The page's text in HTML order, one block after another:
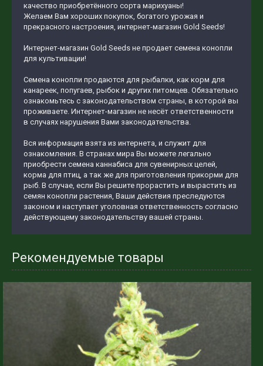
качество приобретённого сорта марихуаны!
Желаем Вам хороших покупок, богатого урожая и
прекрасного настроения, интернет-магазин Gold Seeds!
Интернет-магазин Gold Seeds не продает семена конопли
для культивации!
Семена конопли продаются для рыбалки, как корм для
канареек, попугаев, рыбок и других питомцев. Обязательно
ознакомьтесь с законодательством страны, в которой вы
проживаете. Интернет-магазин не несёт ответственности
в случаях нарушения Вами законодательства.
Вся информация взята из интернета, и служит для
ознакомления. В странах мира Вы можете легально
приобрести семена каннабиса для сувенирных целей,
корма для птиц, а так же для приготовления прикорми для
рыб. В случае, если Вы решите прорастить и вырастить из
семян конопли растения, Ваши действия преследуются
законом и наступает уголовная ответственность согласно
действующему законодательству вашей страны.
Рекомендуемые товары